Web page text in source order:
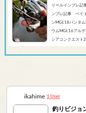
リールインプレ記
ンプレ記事 ベイト
ンMGL'18バンタ
ウムMGL’16アル
シアコンクエスト
ガルシア’...
ikahime 1 User
釣りビジョ